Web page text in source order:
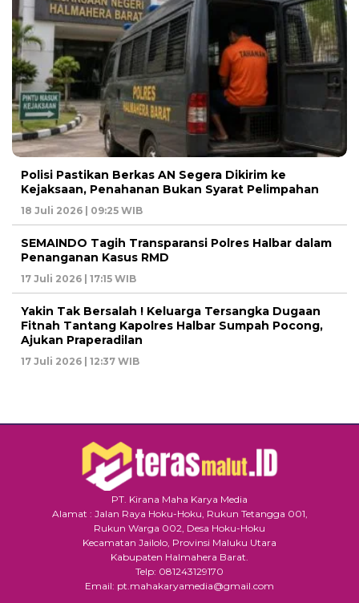
Polisi Pastikan Berkas AN Segera Dikirim ke
Kejaksaan, Penahanan Bukan Syarat Pelimpahan
18 Juli 2026 | 09:25 WIB
SEMAINDO Tagih Transparansi Polres Halbar dalam
Penanganan Kasus RMD
17 Juli 2026 | 17:15 WIB
Yakin Tak Bersalah ! Keluarga Tersangka Dugaan
Fitnah Tantang Kapolres Halbar Sumpah Pocong,
Ajukan Praperadilan
17 Juli 2026 | 12:37 WIB
PT. Kirana Maha Karya Media
Alamat : Jalan Raya Hoku-Hoku, Rukun Tetangga 001,
Rukun Warga 002, Desa Hoku-Hoku
Kecamatan Jailolo, Provinsi Maluku Utara
Kabupaten Halmahera Barat.
Telp: 081243129170
Email: pt.mahakaryamedia@gmail.com